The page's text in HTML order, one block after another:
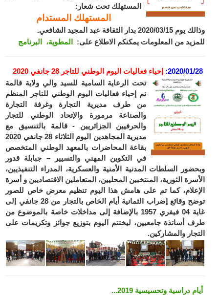
المستهلك تحت شعار:
المستهلك المستدام
وذالك يوم 2020/03/15 بدار الثقافة عبد المجيد الشافعي.
للمزيد من المعلومات يمكنكم الاطلاع على:
المطوية، البرنامج
2020/01/28
: إحياء فعاليات اليوم الوطني للتاجر 28 جانفي 2020
تحت الرعاية السامية للسيد والي ولاية قالمة
تم إحياء فعاليات اليوم الوطني للتاجر المنظم
من طرف مديرية التجارة وغرفة التجارة
والصناعة مرمورة والإتحاد الوطني للتجار
والحرفيين الجزائريين - قالمة بالتنسيق مع
مديرية المجاهدين اليوم الثلاثاء 28 جانفي 2020
بقاعة المحاضرات بالمعهد الوطني المتخصص
في التكوين المهني والتسيير – جبابلة قدور
وبحضور السلطات المدنية الأمنية والعسكرية، المدراء التنفيذيين،
الأسرة الثورية، المنتخبين المحليين، المتعاملين الاقتصاديين و أسرة
الإعلام، كما تم على هامش هذا اليوم تنظيم معرض خاص للصور
توضح وقائع إضراب الثمانية أيام الخاص بالتجار من 28 جانفي إلى
غاية 04 فيفري 1957 بالإضافة إلى مداخلات خاصة بالموضوع من
طرف أساتذة جامعيين، ليختتم اليوم بتوزيع جوائز وتكريمات على
التجار والمشاركين.
أيام دراسية وتحسيسية 2019...